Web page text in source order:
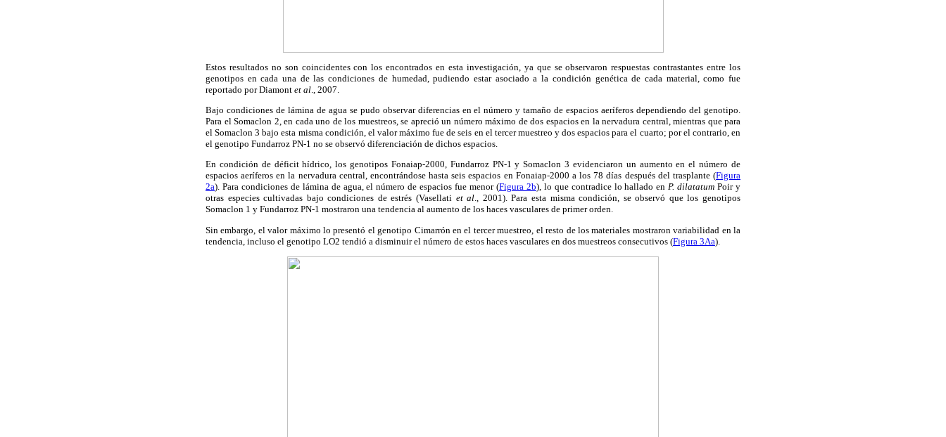
Estos resultados no son coincidentes con los encontrados en esta investigación, ya que se observaron respuestas contrastantes entre los
genotipos en cada una de las condiciones de humedad, pudiendo estar asociado a la condición genética de cada material, como fue
reportado por Diamont et al., 2007.
Bajo condiciones de lámina de agua se pudo observar diferencias en el número y tamaño de espacios aeríferos dependiendo del genotipo.
Para el Somaclon 2, en cada uno de los muestreos, se apreció un número máximo de dos espacios en la nervadura central, mientras que para
el Somaclon 3 bajo esta misma condición, el valor máximo fue de seis en el tercer muestreo y dos espacios para el cuarto; por el contrario, en
el genotipo Fundarroz PN-1 no se observó diferenciación de dichos espacios.
En condición de déficit hídrico, los genotipos Fonaiap-2000, Fundarroz PN-1 y Somaclon 3 evidenciaron un aumento en el número de
espacios aeríferos en la nervadura central, encontrándose hasta seis espacios en Fonaiap-2000 a los 78 días después del trasplante (Figura
2a). Para condiciones de lámina de agua, el número de espacios fue menor (Figura 2b), lo que contradice lo hallado enP. dilatatumPoir y
otras especies cultivadas bajo condiciones de estrés (Vasellati et al., 2001). Para esta misma condición, se observó que los genotipos
Somaclon 1 y Fundarroz PN-1 mostraron una tendencia al aumento de los haces vasculares de primer orden.
Sin embargo, el valor máximo lo presentó el genotipo Cimarrón en el tercer muestreo, el resto de los materiales mostraron variabilidad en la
tendencia, incluso el genotipo LO2 tendió a disminuir el número de estos haces vasculares en dos muestreos consecutivos (Figura 3Aa).